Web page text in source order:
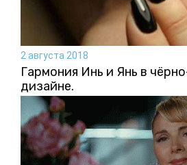
2 августа 2018
Гармония Инь и Янь в
дизайне.